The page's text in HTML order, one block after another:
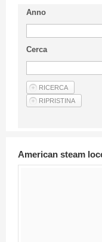
Guideline
Privacy & Policy
Articles
Anno
Cerca
American steam